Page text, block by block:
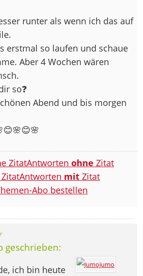
runter als wenn ich das auf
erstmal so laufen und schaue
Aber 4 Wochen wären
so❓️
Abend und bis morgen
Antworten ohne Zitat
Antworten mit Zitat
Abo bestellen
geschrieben:
ich bin heute